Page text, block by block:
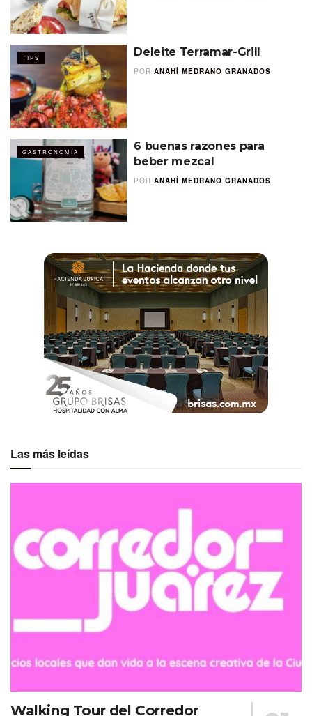
TIPS Deleite Terramar-Grill
POR ANAHÍ MEDRANO GRANADOS
GASTRONOMÍA
6 buenas razones para
beber mezcal
POR ANAHÍ MEDRANO GRANADOS
Las más leídas
Walking Tour del Corredor